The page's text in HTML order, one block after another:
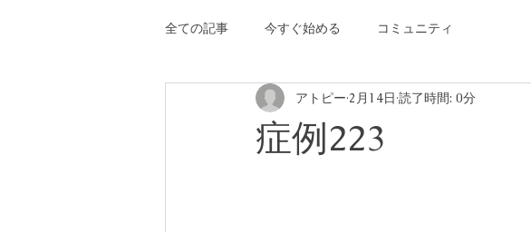
全ての記事 今すぐ始める コミュニティ
症例223
アトピー 2月14日 読了時間: 0分